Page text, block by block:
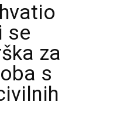
se
za
s